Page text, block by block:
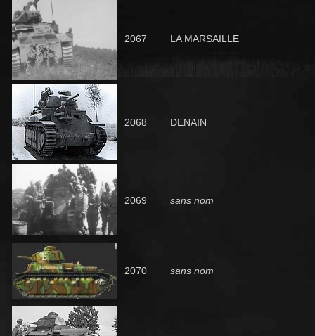
2067 LA MARSAILLE
2068 DENAIN
2069 sans nom
2070 sans nom